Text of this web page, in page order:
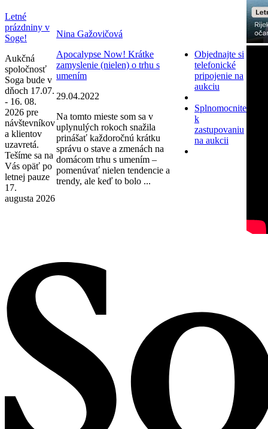
Letné
prázdniny v
Soge!
Aukčná
spoločnosť
Soga bude v
dňoch 17.07.
- 16. 08.
2026 pre
návštevníkov
a klientov
uzavretá.
Tešíme sa na
Vás opäť po
letnej pauze
17.
augusta 2026
Nina Gažovičová
Apocalypse Now! Krátke
zamyslenie (nielen) o trhu s
umením
29.04.2022
Na tomto mieste som sa v
uplynulých rokoch snažila
prinášať každoročnú krátku
správu o stave a zmenách na
domácom trhu s umením –
pomenúvať nielen tendencie a
trendy, ale keď to bolo ...
Objednajte si
telefonické
pripojenie na
aukciu
Splnomocnite
k
zastupovaniu
na aukcii